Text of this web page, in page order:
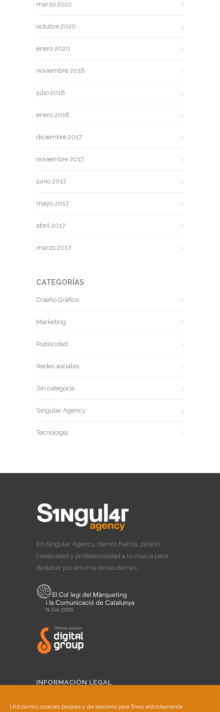
Utilizamos cookies propias y de terceros para fines estrictamente
marzo 2022
octubre 2020
enero 2020
noviembre 2018
julio 2018
enero 2018
diciembre 2017
noviembre 2017
junio 2017
mayo 2017
abril 2017
marzo 2017
CATEGORÍAS
Diseño Gráfico
Marketing
Publicidad
Redes sociales
Sin categoría
Singular Agency
Tecnología
En Singular Agency, damos fuerza, pasión,
creatividad y profesionalidad a tu marca para
destacar por encima de las demás.
INFORMACIÓN LEGAL